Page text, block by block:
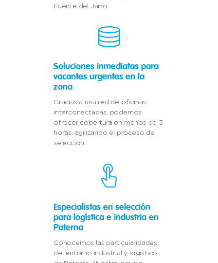
Fuente del Jarro.
Soluciones inmediatas para
vacantes urgentes en la
zona
Gracias a una red de oficinas
interconectadas, podemos
ofrecer cobertura en menos de 3
horas, agilizando el proceso de
selección.
Especialistas en selección
para logística e industria en
Paterna
Conocemos las particularidades
del entorno industrial y logístico